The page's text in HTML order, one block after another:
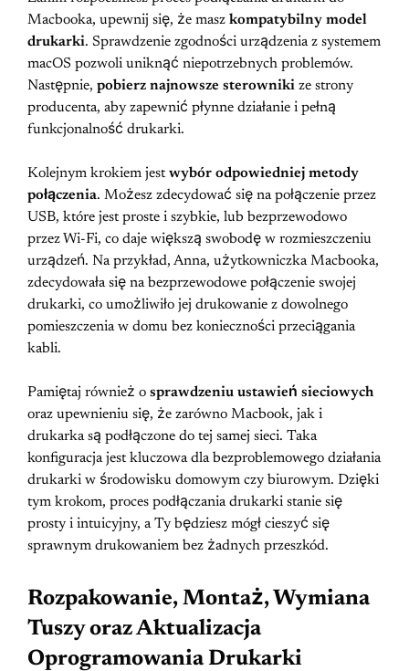
Macbooka, upewnij się, że masz kompatybilny model
drukarki. Sprawdzenie zgodności urządzenia z systemem
macOS pozwoli uniknąć niepotrzebnych problemów.
Następnie, pobierz najnowsze sterowniki ze strony
producenta, aby zapewnić płynne działanie i pełną
funkcjonalność drukarki.
Kolejnym krokiem jestwybór odpowiedniej metody
połączenia. Możesz zdecydować się na połączenie przez
USB, które jest proste i szybkie, lub bezprzewodowo
przez Wi-Fi, co daje większą swobodę w rozmieszczeniu
urządzeń. Na przykład, Anna, użytkowniczka Macbooka,
zdecydowała się na bezprzewodowe połączenie swojej
drukarki, co umożliwiło jej drukowanie z dowolnego
pomieszczenia w domu bez konieczności przeciągania
kabli.
Pamiętaj również o sprawdzeniu ustawień sieciowych
oraz upewnieniu się, że zarówno Macbook, jak i
drukarka są podłączone do tej samej sieci. Taka
konfiguracja jest kluczowa dla bezproblemowego działania
drukarki w środowisku domowym czy biurowym. Dzięki
tym krokom, proces podłączania drukarki stanie się
prosty i intuicyjny, a Ty będziesz mógł cieszyć się
sprawnym drukowaniem bez żadnych przeszkód.
Rozpakowanie, Montaż, Wymiana
Tuszy oraz Aktualizacja
Oprogramowania Drukarki